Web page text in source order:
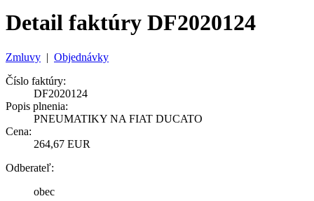
Detail faktúry DF2020124
Zmluvy | Objednávky
Číslo faktúry:
DF2020124
Popis plnenia:
PNEUMATIKY NA FIAT DUCATO
Cena:
264,67 EUR
Odberateľ:
obec